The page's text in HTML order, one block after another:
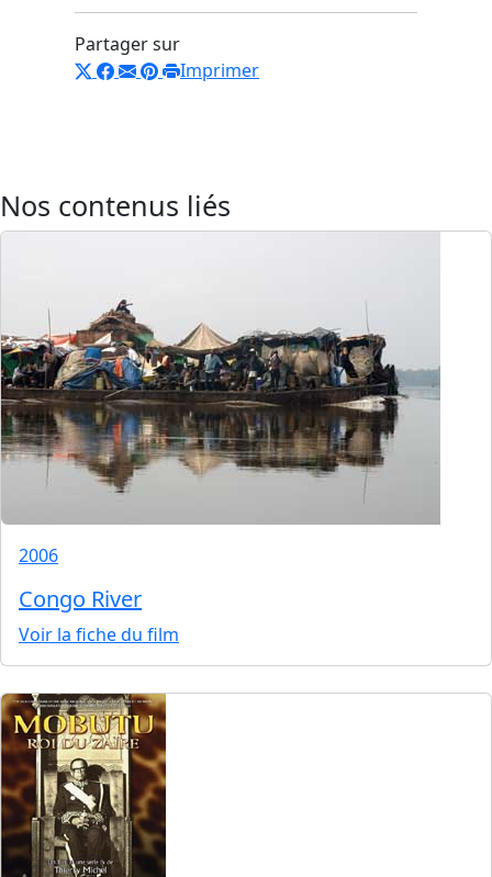
Partager sur
Imprimer
Nos contenus liés
2006
Congo River
Voir la fiche du film